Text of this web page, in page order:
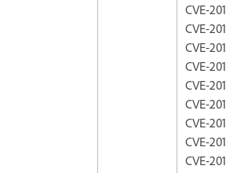
CVE-
CVE-
CVE-
CVE-
CVE-
CVE-
CVE-
CVE-
CVE-